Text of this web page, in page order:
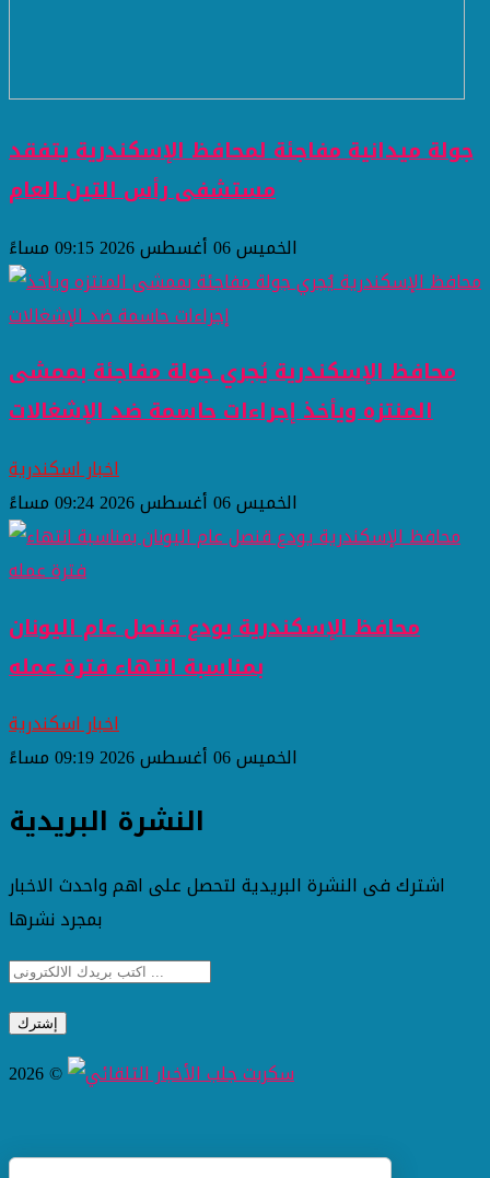
جولة ميدانية مفاجئة لمحافظ الإسكندرية يتفقد
مستشفى رأس التين العام
الخميس 06 أغسطس 2026 09:15 مساءً
محافظ الإسكندرية يُجري جولة مفاجئة بممشى
المنتزه ويأخذ إجراءات حاسمة ضد الإشغالات
اخبار اسكندرية
الخميس 06 أغسطس 2026 09:24 مساءً
محافظ الإسكندرية يودع قنصل عام اليونان
بمناسبة انتهاء فترة عمله
اخبار اسكندرية
الخميس 06 أغسطس 2026 09:19 مساءً
النشرة البريدية
اشترك فى النشرة البريدية لتحصل على اهم واحدث الاخبار
بمجرد نشرها
2026 ©